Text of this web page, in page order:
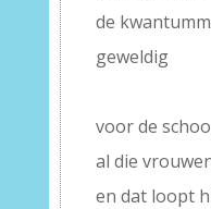
de
geweldig
voor de
al die
en dat loopt